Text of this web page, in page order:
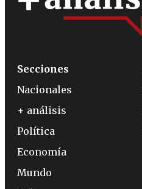
Secciones
Nacionales
+ análisis
Política
Economía
Mundo